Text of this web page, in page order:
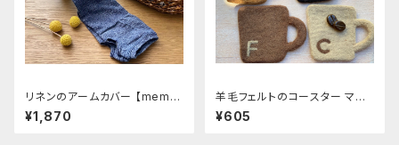
リネンのアームカバー 【memer
i】ネイビー 約30㎝
¥1,870
羊毛フェルトのコースター マ
グ〜C A F E〜
¥605